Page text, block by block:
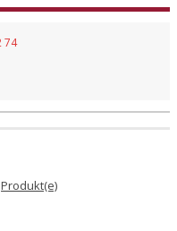
74
Produkt(e)